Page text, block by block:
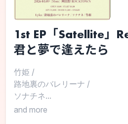
1st EP「Satellite」
君と夢で逢えたら
竹姫 /
路地裏のバレリーナ /
ソナチネ...
and more